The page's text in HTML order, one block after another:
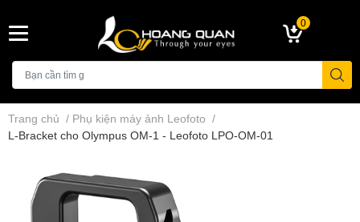
0
Trang chủ / Phụ kiện máy ảnh Leofoto /
L-Bracket cho Olympus OM-1 - Leofoto LPO-OM-01